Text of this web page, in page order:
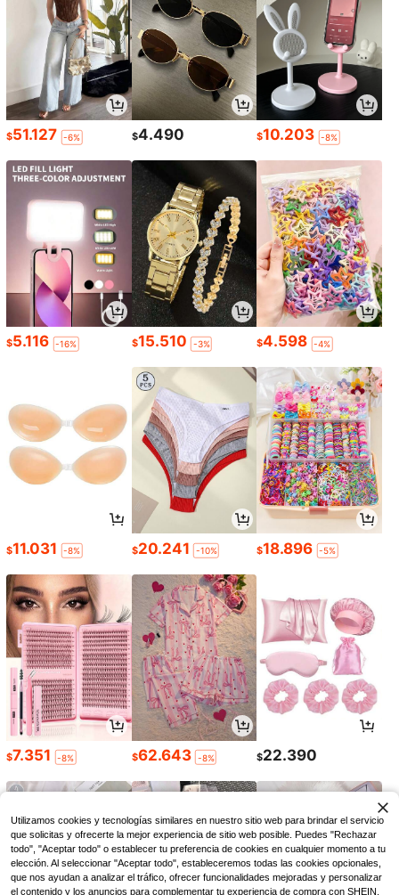
$51.127 -6% $4.490 $10.203 -8%
$5.116 -16% $15.510 -3% $4.598 -4%
$11.031 -8% $20.241 -10% $18.896 -5%
$7.351 -8% $62.643 -8% $22.390
Utilizamos cookies y tecnologías similares en nuestro sitio web para brindar el servicio
que solicitas y ofrecerte la mejor experiencia de sitio web posible. Puedes "Rechazar
todo", "Aceptar todo" o establecer tu preferencia de cookies en cualquier momento a tu
elección. Al seleccionar "Aceptar todo", estableceremos todas las cookies opcionales,
que nos ayudan a analizar el tráfico, ofrecer funcionalidades mejoradas y personalizar
el contenido y los anuncios para complementar tu experiencia de compra con SHEIN.